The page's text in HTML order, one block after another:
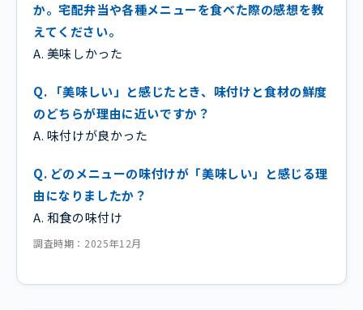
か。宅配弁当や各種メニューを食べた際の感想を教
えてください。
A. 美味しかった
Q. 「美味しい」と感じたとき、味付けと食材の鮮度
のどちらが理由に近いですか？
A. 味付けが良かった
Q. どのメニューの味付けが「美味しい」と感じる理
由になりましたか？
A. 和食の味付け
調査時期：2025年12月